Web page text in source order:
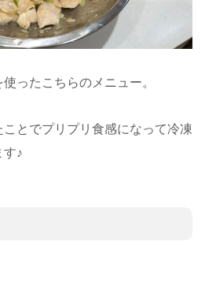
ったこちらのメニュー。
とでプリプリ食感になって冷凍
す♪